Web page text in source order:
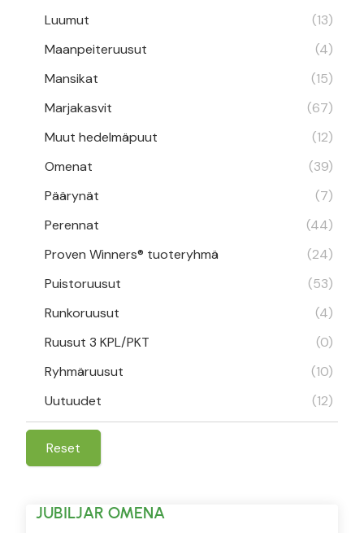
Luumut
(13)
Maanpeiteruusut
(4)
Mansikat
(15)
Marjakasvit
(67)
Muut hedelmäpuut
(12)
Omenat
(39)
Päärynät
(7)
Perennat
(44)
Proven Winners® tuoteryhmä
(24)
Puistoruusut
(53)
Runkoruusut
(4)
Ruusut 3 KPL/PKT
(0)
Ryhmäruusut
(10)
Uutuudet
(12)
Reset
JUBILJAR OMENA